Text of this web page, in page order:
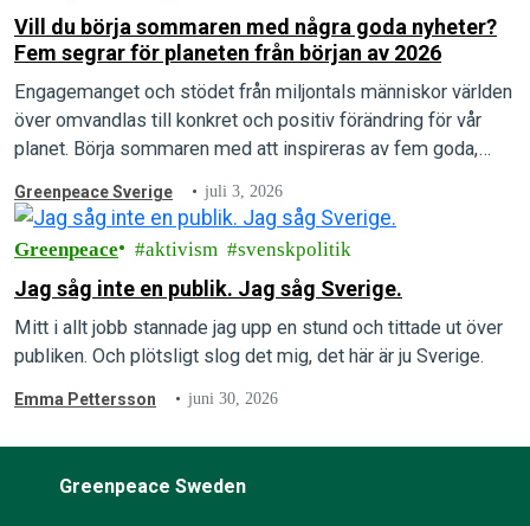
Vill du börja sommaren med några goda nyheter?
Fem segrar för planeten från början av 2026
Engagemanget och stödet från miljontals människor världen
över omvandlas till konkret och positiv förändring för vår
planet. Börja sommaren med att inspireras av fem goda,
Greenpeace Sverige juli 3, 2026
Greenpeace aktivism svenskpolitik
Jag såg inte en publik. Jag såg Sverige.
Mitt i allt jobb stannade jag upp en stund och tittade ut över
publiken. Och plötsligt slog det mig, det här är ju Sverige.
Emma Pettersson juni 30, 2026
Greenpeace Sweden